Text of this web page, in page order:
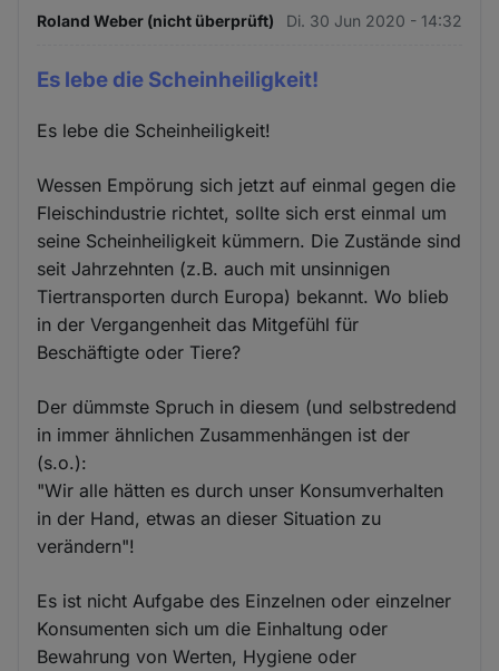
Roland Weber (nicht überprüft) Di. 30 Jun 2020 - 14:32
Es lebe die Scheinheiligkeit!
Es lebe die Scheinheiligkeit!
Wessen Empörung sich jetzt auf einmal gegen die
Fleischindustrie richtet, sollte sich erst einmal um
seine Scheinheiligkeit kümmern. Die Zustände sind
seit Jahrzehnten (z.B. auch mit unsinnigen
Tiertransporten durch Europa) bekannt. Wo blieb
in der Vergangenheit das Mitgefühl für
Beschäftigte oder Tiere?
Der dümmste Spruch in diesem (und selbstredend
in immer ähnlichen Zusammenhängen ist der
(s.o.):
"Wir alle hätten es durch unser Konsumverhalten
in der Hand, etwas an dieser Situation zu
verändern"!
Es ist nicht Aufgabe des Einzelnen oder einzelner
Konsumenten sich um die Einhaltung oder
Bewahrung von Werten, Hygiene oder